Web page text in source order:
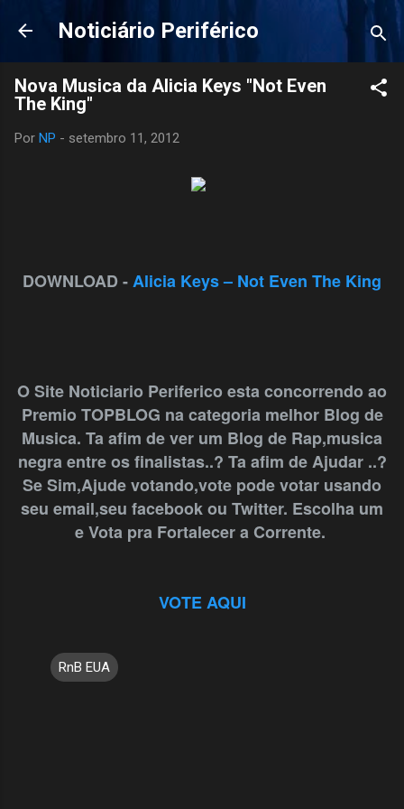
Pular para o conteúdo principal
Noticiário Periférico
Nova Musica da Alicia Keys "Not Even
The King"
Por NP - setembro 11, 2012
DOWNLOAD -Alicia Keys – Not Even The King
O Site Noticiario Periferico esta concorrendo ao
Premio TOPBLOG na categoria melhor Blog de
Musica. Ta afim de ver um Blog de Rap,musica
negra entre os finalistas..? Ta afim de Ajudar ..?
Se Sim,Ajude votando,vote pode votar usando
seu email,seu facebook ou Twitter. Escolha um
e Vota pra Fortalecer a Corrente.
VOTE AQUI
RnB EUA